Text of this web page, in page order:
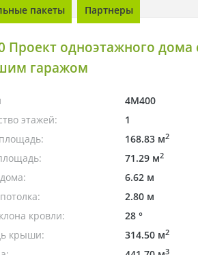
пакеты Партнеры
Проект одноэтажного дома
гаражом
4M400
этажей:
1
168.83 м2
71.29 м2
6.62 м
2.80 м
кровли:
28 °
крыши:
314.50 м2
3